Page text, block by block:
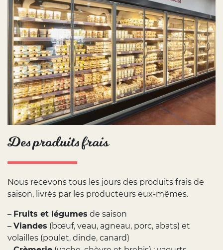
Des produits frais
Nous recevons tous les jours des produits frais de
saison, livrés par les producteurs eux-mêmes.
– Fruits et légumes de saison
– Viandes (bœuf, veau, agneau, porc, abats) et
volailles (poulet, dinde, canard)